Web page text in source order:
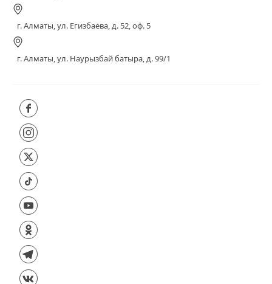
г. Алматы, ул. Егизбаева, д. 52, оф. 5
г. Алматы, ул. Наурызбай батыра, д. 99/1